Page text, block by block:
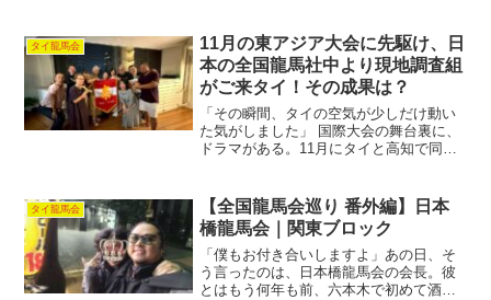
タイ龍馬会
11月の東アジア大会に先駆け、日
本の全国龍馬社中より現地調査組
がご来タイ！その成果は？
「その瞬間、タイの空気が少しだけ動い
た気がしました」 国際大会の舞台裏に、
ドラマがある。11月にタイと高知で同時
地調査”…という名の“本気のあいさつ回
り”でした。 本...
タイ龍馬会
【全国龍馬会巡り 番外編】日本
橋龍馬会｜関東ブロック
「僕もお付き合いしますよ」あの日、そ
う言ったのは、日本橋龍馬会の会長。彼
とはもう何年も前、六本木で初めて酒を